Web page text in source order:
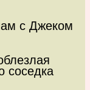
с Джеком
соседка